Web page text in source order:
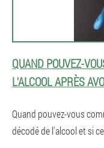
QUAND POUVEZ-
L'ALCOOL APRÈS
Quand pouvez-vous
décodé de l'alcool et si